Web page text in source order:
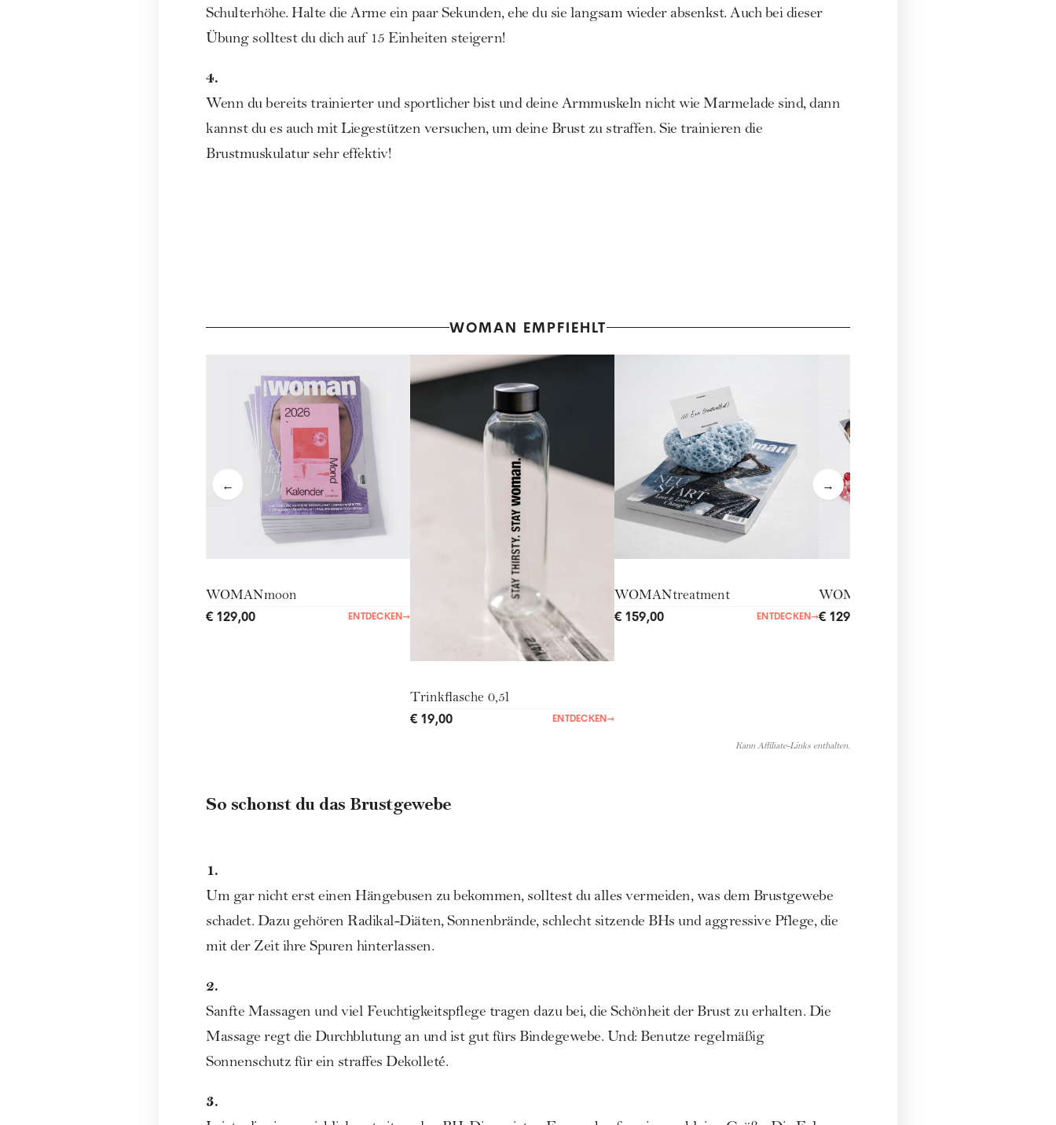
Schulterhöhe. Halte die Arme ein paar Sekunden, ehe du sie langsam wieder absenkst. Auch bei dieser
Übung solltest du dich auf 15 Einheiten steigern!
4.
Wenn du bereits trainierter und sportlicher bist und deine Armmuskeln nicht wie Marmelade sind, dann
kannst du es auch mit Liegestützen versuchen, um deine Brust zu straffen. Sie trainieren die
Brustmuskulatur sehr effektiv!
WOMAN EMPFIEHLT
← →
WOMANmoon
€ 129,00 ENTDECKEN→
Trinkflasche 0,5l
€ 19,00 ENTDECKEN→
WOMANtreatment
€ 159,00 ENTDECKEN→
WOMANcommunity
€ 129,00
Kann Affiliate-Links enthalten.
So schonst du das Brustgewebe
1.
Um gar nicht erst einen Hängebusen zu bekommen, solltest du alles vermeiden, was dem Brustgewebe
schadet. Dazu gehören Radikal-Diäten, Sonnenbrände, schlecht sitzende BHs und aggressive Pflege, die
mit der Zeit ihre Spuren hinterlassen.
2.
Sanfte Massagen und viel Feuchtigkeitspflege tragen dazu bei, die Schönheit der Brust zu erhalten. Die
Massage regt die Durchblutung an und ist gut fürs Bindegewebe. Und: Benutze regelmäßig
Sonnenschutz für ein straffes Dekolleté.
3.